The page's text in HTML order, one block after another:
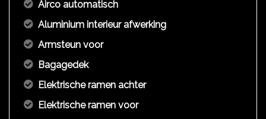
Airco automatisch
Aluminium interieur afwerking
Armsteun voor
Bagagedek
Elektrische ramen achter
Elektrische ramen voor